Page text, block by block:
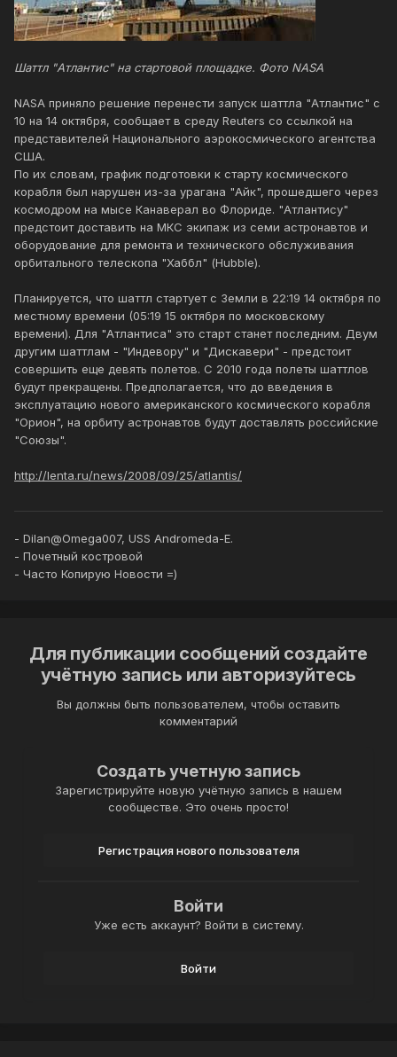
Шаттл "Атлантис" на стартовой площадке. Фото NASA
NASA приняло решение перенести запуск шаттла "Атлантис" с
10 на 14 октября, сообщает в среду Reuters со ссылкой на
представителей Национального аэрокосмического агентства
США.
По их словам, график подготовки к старту космического
корабля был нарушен из-за урагана "Айк", прошедшего через
космодром на мысе Канаверал во Флориде. "Атлантису"
предстоит доставить на МКС экипаж из семи астронавтов и
оборудование для ремонта и технического обслуживания
орбитального телескопа "Хаббл" (Hubble).
Планируется, что шаттл стартует с Земли в 22:19 14 октября по
местному времени (05:19 15 октября по московскому
времени). Для "Атлантиса" это старт станет последним. Двум
другим шаттлам - "Индевору" и "Дискавери" - предстоит
совершить еще девять полетов. С 2010 года полеты шаттлов
будут прекращены. Предполагается, что до введения в
эксплуатацию нового американского космического корабля
"Орион", на орбиту астронавтов будут доставлять российские
"Союзы".
http://lenta.ru/news/2008/09/25/atlantis/
- Dilan@Omega007, USS Andromeda-E.
- Почетный костровой
- Часто Копирую Новости =)
Для публикации сообщений создайте
учётную запись или авторизуйтесь
Вы должны быть пользователем, чтобы оставить
комментарий
Создать учетную запись
Зарегистрируйте новую учётную запись в нашем
сообществе. Это очень просто!
Регистрация нового пользователя
Войти
Уже есть аккаунт? Войти в систему.
Войти